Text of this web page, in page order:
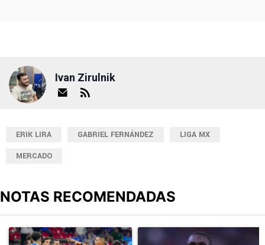
Ivan Zirulnik
ERIK LIRA GABRIEL FERNÁNDEZ
LIGA MX
MERCADO
NOTAS RECOMENDADAS
Un artículo de tendencia con el título "Cruz Azul 2-3 Atlante:
Un artículo de tendencia con